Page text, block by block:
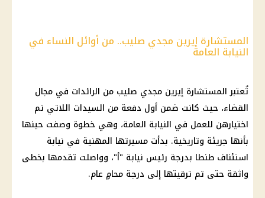
المستشارة إيرين مجدي صليب.. من أوائل النساء في
النيابة العامة
تُعتبر المستشارة إيرين مجدي صليب من الرائدات في مجال
القضاء، حيث كانت ضمن أول دفعة من السيدات اللاتي تم
اختيارهن للعمل في النيابة العامة، وهي خطوة وصفت حينها
بأنها جريئة وتاريخية. بدأت مسيرتها المهنية في نيابة
استئناف طنطا بدرجة رئيس نيابة "أ"، وواصلت تقدمها بخطى
واثقة حتى تم ترقيتها إلى درجة محامٍ عام.